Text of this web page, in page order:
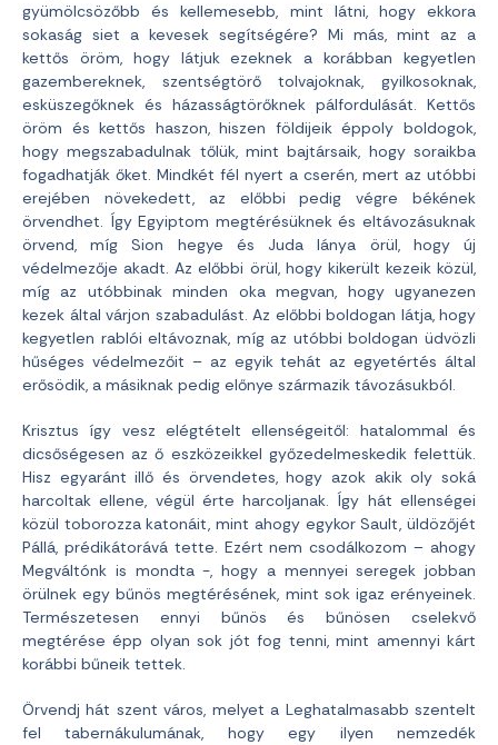
gyümölcsözőbb és kellemesebb, mint látni, hogy ekkora
sokaság siet a kevesek segítségére? Mi más, mint az a
kettős öröm, hogy látjuk ezeknek a korábban kegyetlen
gazembereknek, szentségtörő tolvajoknak, gyilkosoknak,
esküszegőknek és házasságtörőknek pálfordulását. Kettős
öröm és kettős haszon, hiszen földijeik éppoly boldogok,
hogy megszabadulnak tőlük, mint bajtársaik, hogy soraikba
fogadhatják őket. Mindkét fél nyert a cserén, mert az utóbbi
erejében növekedett, az előbbi pedig végre békének
örvendhet. Így Egyiptom megtérésüknek és eltávozásuknak
örvend, míg Sion hegye és Juda lánya örül, hogy új
védelmezője akadt. Az előbbi örül, hogy kikerült kezeik közül,
míg az utóbbinak minden oka megvan, hogy ugyanezen
kezek által várjon szabadulást. Az előbbi boldogan látja, hogy
kegyetlen rablói eltávoznak, míg az utóbbi boldogan üdvözli
hűséges védelmezőit – az egyik tehát az egyetértés által
erősödik, a másiknak pedig előnye származik távozásukból.
Krisztus így vesz elégtételt ellenségeitől: hatalommal és
dicsőségesen az ő eszközeikkel győzedelmeskedik felettük.
Hisz egyaránt illő és örvendetes, hogy azok akik oly soká
harcoltak ellene, végül érte harcoljanak. Így hát ellenségei
közül toborozza katonáit, mint ahogy egykor Sault, üldözőjét
Pállá, prédikátorává tette. Ezért nem csodálkozom – ahogy
Megváltónk is mondta -, hogy a mennyei seregek jobban
örülnek egy bűnös megtérésének, mint sok igaz erényeinek.
Természetesen ennyi bűnös és bűnösen cselekvő
megtérése épp olyan sok jót fog tenni, mint amennyi kárt
korábbi bűneik tettek.
Örvendj hát szent város, melyet a Leghatalmasabb szentelt
fel tabernákulumának, hogy egy ilyen nemzedék